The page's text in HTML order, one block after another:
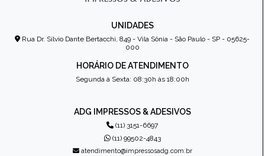
UNIDADES
Rua Dr. Sílvio Dante Bertacchi, 849 - Vila Sônia - São Paulo - SP - 05625-
000
HORÁRIO DE ATENDIMENTO
Segunda à Sexta: 08:30h às 18:00h
ADG IMPRESSOS & ADESIVOS
(11) 3151-6697
(11) 99502-4843
atendimento@impressosadg.com.br